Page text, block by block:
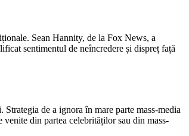
Sean Hannity, de la Fox News, a
sentimentul de neîncredere și dispreț față
de a ignora în mare parte mass-media
din partea celebrităților sau din mass-